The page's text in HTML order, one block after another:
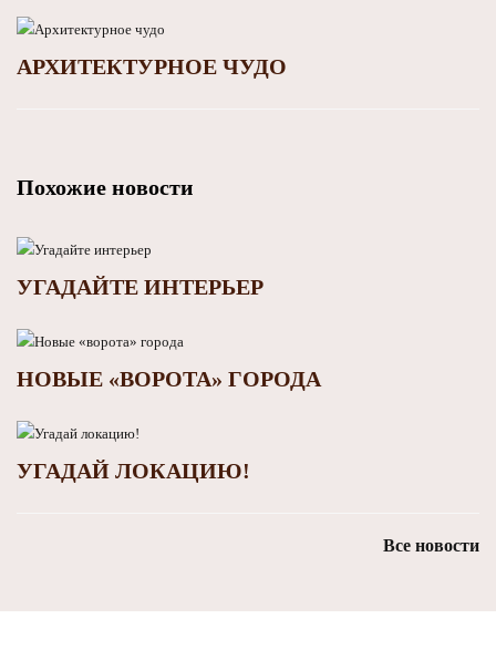
АРХИТЕКТУРНОЕ ЧУДО
Похожие новости
УГАДАЙТЕ ИНТЕРЬЕР
НОВЫЕ «ВОРОТА» ГОРОДА
УГАДАЙ ЛОКАЦИЮ!
Все новости